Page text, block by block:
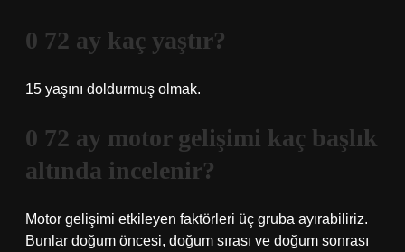
0 72 ay kaç yaştır?
15 yaşını doldurmuş olmak.
0 72 ay motor gelişimi kaç başlık
altında incelenir?
Motor gelişimi etkileyen faktörleri üç gruba ayırabiliriz.
Bunlar doğum öncesi, doğum sırası ve doğum sonrası